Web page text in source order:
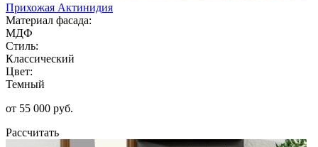
Прихожая Актинидия
Материал фасада:
МДФ
Стиль:
Классический
Цвет:
Темный
от 55 000 руб.
Рассчитать